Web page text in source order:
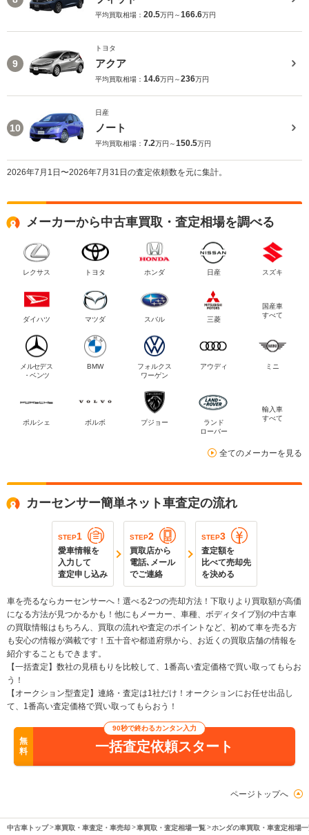
平均買取相場： 20.5万円～166.6万円
9
トヨタ
アクア
平均買取相場： 14.6万円～236万円
10
日産
ノート
平均買取相場： 7.2万円～150.5万円
2026年7月1日〜2026年7月31日の査定依頼数を元に集計。
メーカーから中古車買取・査定相場を調べる
レクサス トヨタ ホンダ 日産 スズキ
ダイハツ マツダ スバル 三菱
国産車
すべて
メルセデス
・ベンツ
BMW
フォルクス
ワーゲン
アウディ ミニ
ポルシェ ボルボ プジョー
ランド
ローバー
輸入車
すべて
全てのメーカーを見る
カーセンサー簡単ネット車査定の流れ
STEP1
愛車情報を
入力して
査定申し込み
STEP2
買取店から
電話､メール
でご連絡
STEP3
査定額を
比べて売却先
を決める
車を売るならカーセンサーへ！選べる2つの売却方法！下取りより買取額が高価
になる方法が見つかるかも！他にもメーカー、車種、ボディタイプ別の中古車
の買取情報はもちろん、買取の流れや査定のポイントなど、初めて車を売る方
も安心の情報が満載です！五十音や都道府県から、お近くの買取店舗の情報を
紹介することもできます。
【一括査定】数社の見積もりを比較して、1番高い査定価格で買い取ってもらお
う！
【オークション型査定】連絡・査定は1社だけ！オークションにお任せ出品し
て、1番高い査定価格で買い取ってもらおう！
無
料
90秒で終わるカンタン入力
一括査定依頼スタート
ページトップへ
中古車トップ 車買取・車査定・車売却 車買取・査定相場一覧 ホンダの車買取・車査定相場